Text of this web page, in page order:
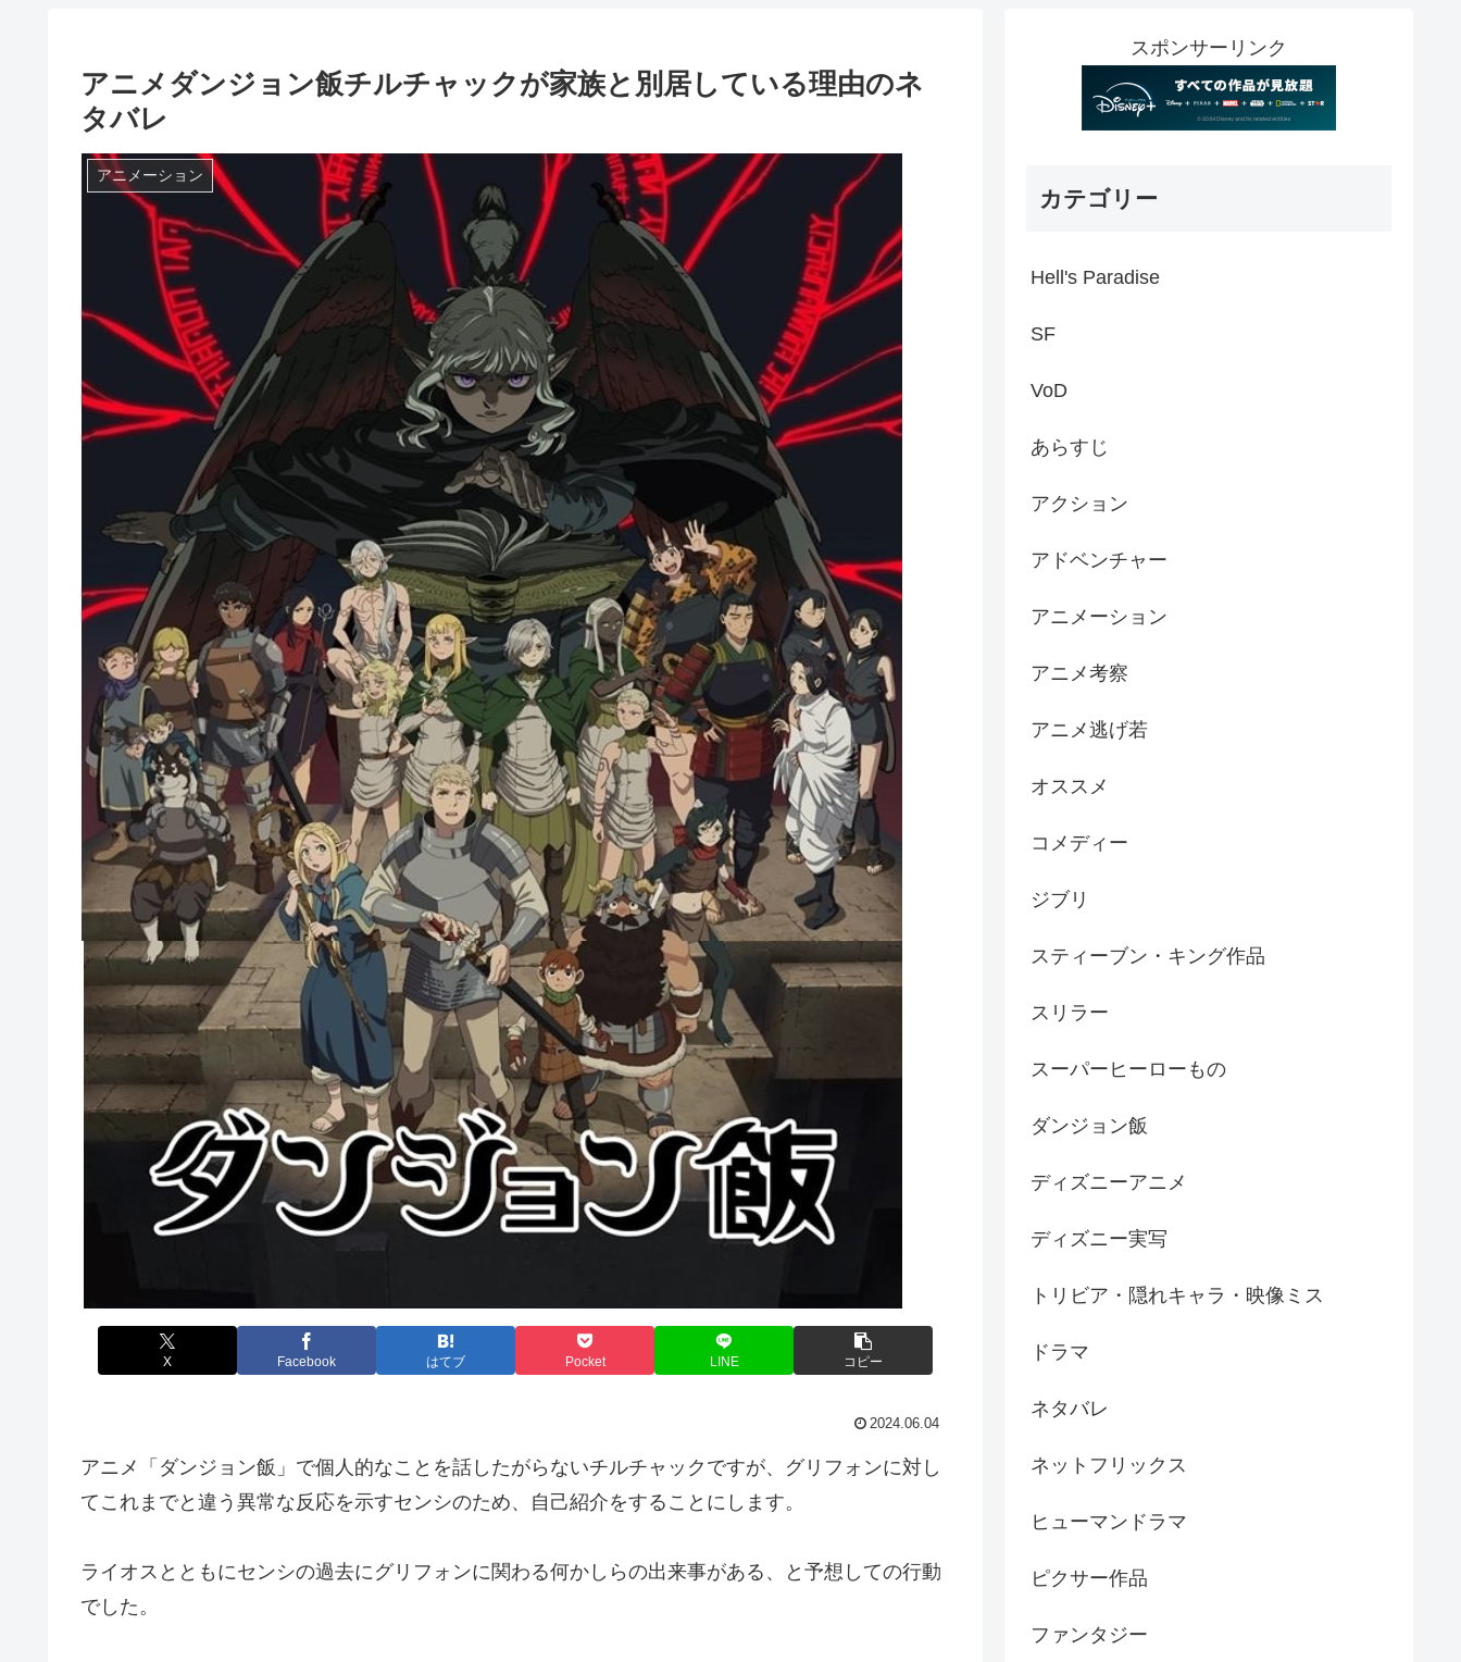
アニメダンジョン飯チルチャックが家族と別居している理由のネ
タバレ
アニメーション
X Facebook はてブ Pocket LINE コピー
2024.06.04
アニメ「ダンジョン飯」で個人的なことを話したがらないチルチャックですが、グリフォンに対し
てこれまでと違う異常な反応を示すセンシのため、自己紹介をすることにします。
ライオスとともにセンシの過去にグリフォンに関わる何かしらの出来事がある、と予想しての行動
でした。
スポンサーリンク
カテゴリー
Hell's Paradise
SF
VoD
あらすじ
アクション
アドベンチャー
アニメーション
アニメ考察
アニメ逃げ若
オススメ
コメディー
ジブリ
スティーブン・キング作品
スリラー
スーパーヒーローもの
ダンジョン飯
ディズニーアニメ
ディズニー実写
トリビア・隠れキャラ・映像ミス
ドラマ
ネタバレ
ネットフリックス
ヒューマンドラマ
ピクサー作品
ファンタジー